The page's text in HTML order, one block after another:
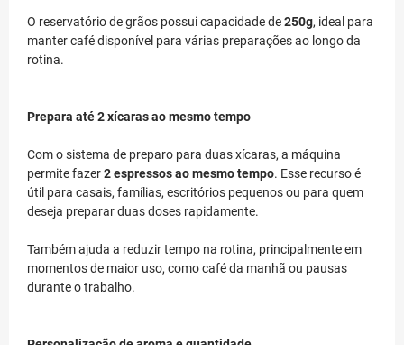
O reservatório de grãos possui capacidade de250g, ideal para
manter café disponível para várias preparações ao longo da
rotina.
Prepara até 2 xícaras ao mesmo tempo
Com o sistema de preparo para duas xícaras, a máquina
permite fazer2 espressos ao mesmo tempo. Esse recurso é
útil para casais, famílias, escritórios pequenos ou para quem
deseja preparar duas doses rapidamente.
Também ajuda a reduzir tempo na rotina, principalmente em
momentos de maior uso, como café da manhã ou pausas
durante o trabalho.